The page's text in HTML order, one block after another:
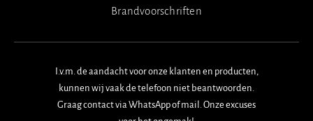
Brandvoorschriften
I.v.m. de aandacht voor onze klanten en producten,
kunnen wij vaak de telefoon niet beantwoorden.
Graag contact via WhatsApp of mail. Onze excuses